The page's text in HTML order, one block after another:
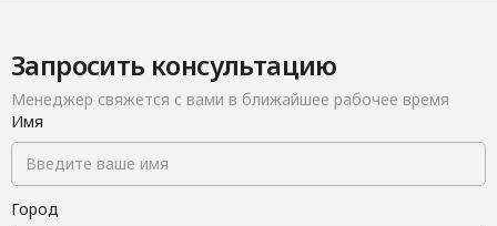
Запросить консультацию
Менеджер свяжется с вами в ближайшее рабочее время
Имя
Город